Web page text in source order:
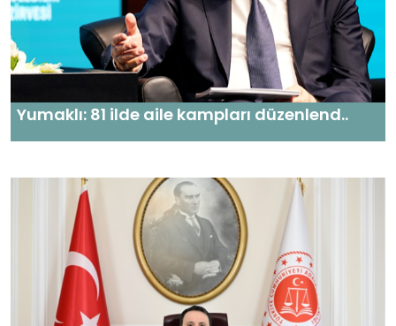
Yumaklı: 81 ilde aile kampları düzenlend..